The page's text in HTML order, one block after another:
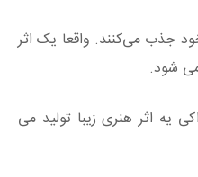
جذب می‌کنند. واقعا یک اثر
شود.
یه اثر هنری زیبا تولید می